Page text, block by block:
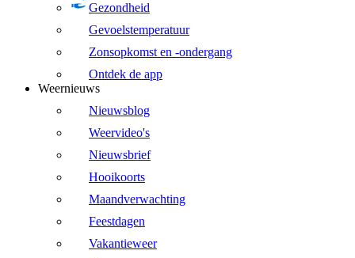
Gezondheid
Gevoelstemperatuur
Zonsopkomst en -ondergang
Ontdek de app
Weernieuws
Nieuwsblog
Weervideo's
Nieuwsbrief
Hooikoorts
Maandverwachting
Feestdagen
Vakantieweer